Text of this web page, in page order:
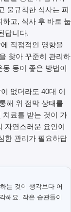
불규칙한 식사는 피
고, 식사 후 바로 눕
답니다.
직접적인 영향을
찾아 꾸준히 관리하
등이 좋은 방법이
없더라도 40대 이
해 위 점막 상태를
치료를 받는 것이 가
자연스러운 요인이
한 관리가 필요하답
는 것이 생각보다 어
해요. 작은 습관들이